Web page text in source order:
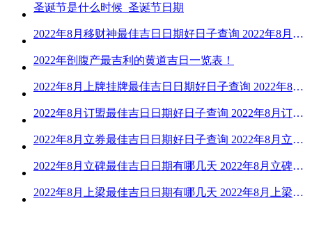
圣诞节是什么时候_圣诞节日期
2022年8月移财神最佳吉日日期好日子查询 2022年8月移财神吉日一览
2022年剖腹产最吉利的黄道吉日一览表！
2022年8月上牌挂牌最佳吉日日期好日子查询 2022年8月上牌吉日精选
2022年8月订盟最佳吉日日期好日子查询 2022年8月订盟黄道吉日一览
2022年8月立券最佳吉日日期好日子查询 2022年8月立券的黄道吉日一览
2022年8月立碑最佳吉日日期有哪几天 2022年8月立碑吉日查询
2022年8月上梁最佳吉日日期有哪几天 2022年8月上梁的黄道吉日